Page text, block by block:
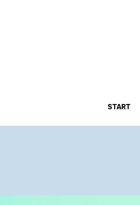
START